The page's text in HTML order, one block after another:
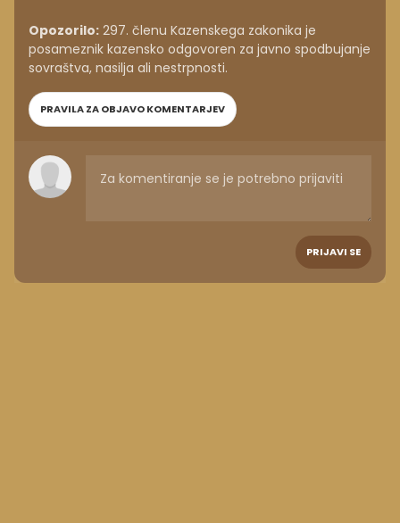
Opozorilo: 297. členu Kazenskega zakonika je
posameznik kazensko odgovoren za javno spodbujanje
sovraštva, nasilja ali nestrpnosti.
PRAVILA ZA OBJAVO KOMENTARJEV
PRIJAVI SE